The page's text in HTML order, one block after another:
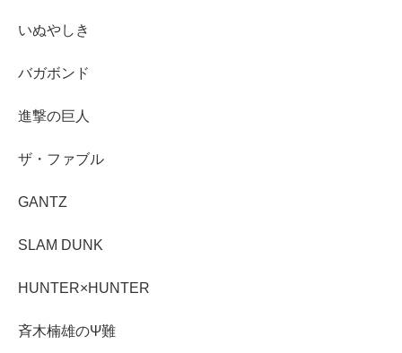
いぬやしき
バガボンド
進撃の巨人
ザ・ファブル
GANTZ
SLAM DUNK
HUNTER×HUNTER
斉木楠雄のΨ難